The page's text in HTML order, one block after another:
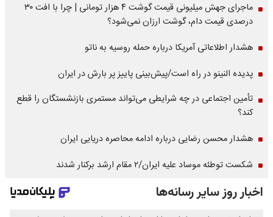
ماجرای جهش میلیونی قیمت گوشت ۴ هزار تومانی | چرا با افت ۳۰
درصدی قیمت دام، گوشت ارزان نمی‌شود؟
هشدار اطلاعاتی آمریکا درباره حمله روسیه به ناتو
پدیده النینو در راه است/پیش‌بینی پاییز پر بارش در ایران
تأمین اجتماعی در چه شرایطی می‌تواند مستمری بازنشستگان را قطع
کند؟
هشدار محسن رضایی درباره ادامه محاصره دریایی ایران
شکست توطئه موساد علیه ایران/۲ مقام‌ ارشد برکنار شدند